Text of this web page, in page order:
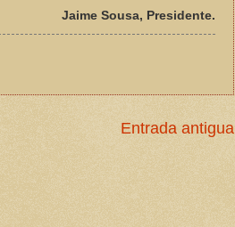
Jaime Sousa, Presidente.
Entrada antigua